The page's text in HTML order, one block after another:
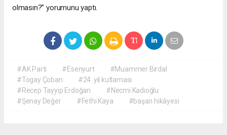
olmasın?” yorumunu yaptı.
#AK Parti #Esenyurt
#Muammer Birdal
#Togay Çoban
#24. yıl kutlaması
#Recep Tayyip Erdoğan
#Necmi Kadıoğlu
#Şenay Değer
#Fethi Kaya #başarı hikâyesi